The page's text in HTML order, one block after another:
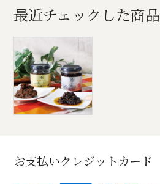
最近チェックした商品
お支払いクレジットカード